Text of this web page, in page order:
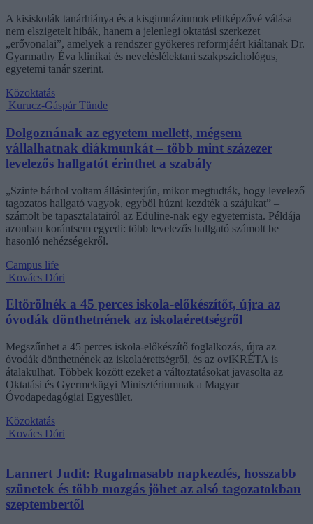
A kisiskolák tanárhiánya és a kisgimnáziumok elitképzővé válása
nem elszigetelt hibák, hanem a jelenlegi oktatási szerkezet
„erővonalai”, amelyek a rendszer gyökeres reformjáért kiáltanak Dr.
Gyarmathy Éva klinikai és neveléslélektani szakpszichológus,
egyetemi tanár szerint.
Közoktatás
Kurucz-Gáspár Tünde
Dolgoznának az egyetem mellett, mégsem
vállalhatnak diákmunkát – több mint százezer
levelezős hallgatót érinthet a szabály
„Szinte bárhol voltam állásinterjún, mikor megtudták, hogy levelező
tagozatos hallgató vagyok, egyből húzni kezdték a szájukat” –
számolt be tapasztalatairól az Eduline-nak egy egyetemista. Példája
azonban korántsem egyedi: több levelezős hallgató számolt be
hasonló nehézségekről.
Campus life
Kovács Dóri
Eltörölnék a 45 perces iskola-előkészítőt, újra az
óvodák dönthetnének az iskolaérettségről
Megszűnhet a 45 perces iskola-előkészítő foglalkozás, újra az
óvodák dönthetnének az iskolaérettségről, és az oviKRÉTA is
átalakulhat. Többek között ezeket a változtatásokat javasolta az
Oktatási és Gyermekügyi Minisztériumnak a Magyar
Óvodapedagógiai Egyesület.
Közoktatás
Kovács Dóri
Lannert Judit: Rugalmasabb napkezdés, hosszabb
szünetek és több mozgás jöhet az alsó tagozatokban
szeptembertől